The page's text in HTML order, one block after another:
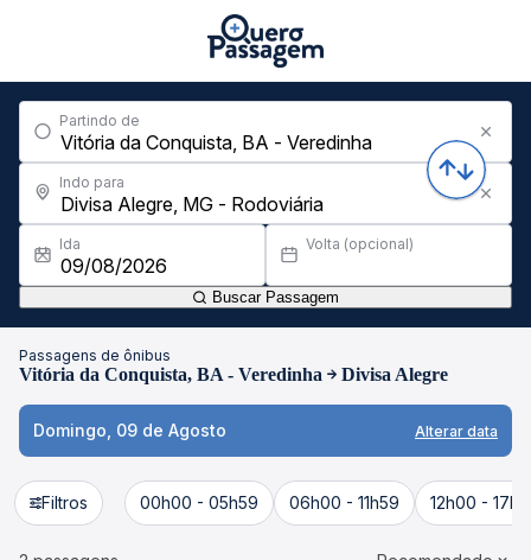
Partindo de
Indo para
Ida Volta (opcional)
Buscar Passagem
Passagens de ônibus
Vitória da Conquista, BA - Veredinha Divisa Alegre
Domingo, 09 de Agosto Alterar data
Filtros 00h00 - 05h59 06h00 - 11h59 12h00 -